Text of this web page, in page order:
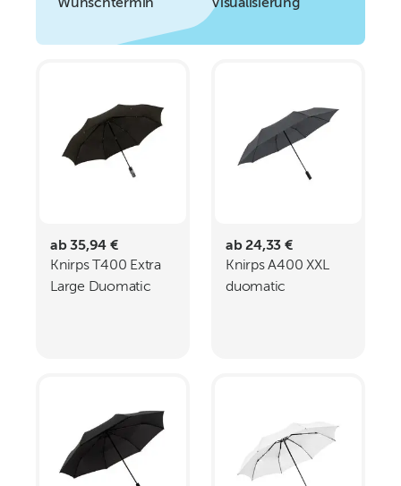
Wunschtermin Visualisierung
ab 35,94 €
Knirps T400 Extra
Large Duomatic
ab 24,33 €
Knirps A400 XXL
duomatic